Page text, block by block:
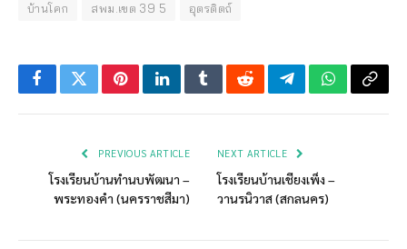
บ้านโคก สพม.เขต 39 5 อุตรดิตถ์
FacebookTwitterPinterestLinkedInTumblrRedditTelegramWhatsApp
Copy
PREVIOUS ARTICLE
โรงเรียนบ้านทำนบพัฒนา –
พระทองคำ (นครราชสีมา)
NEXT ARTICLE
โรงเรียนบ้านเชียงเพ็ง –
วานรนิวาส (สกลนคร)